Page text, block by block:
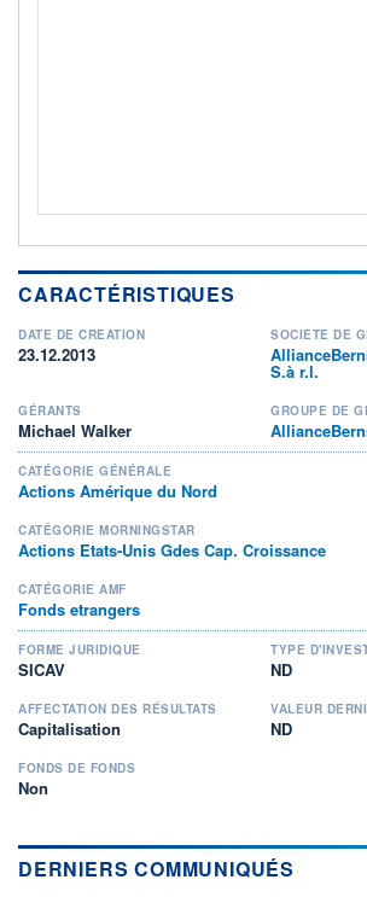
+ PORTEFEUILLE
CARACTÉRISTIQUES
DATE DE CRÉATION
23.12.2013
SOCIÉTÉ DE
S.à r.l.
GÉRANTS
Michael Walker
GROUPE DE
CATÉGORIE GÉNÉRALE
Actions Amérique du Nord
CATÉGORIE MORNINGSTAR
Actions Etats-Unis Gdes Cap. Croissance
CATÉGORIE AMF
Fonds etrangers
FORME JURIDIQUE
SICAV
TYPE
ND
AFFECTATION DES RÉSULTATS
Capitalisation
VALEUR
ND
FONDS DE FONDS
Non
DERNIERS COMMUNIQUÉS